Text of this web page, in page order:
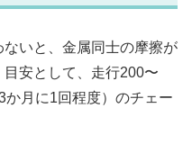
いと、金属同士の摩擦が
安として、走行200〜
月に1回程度）のチェー